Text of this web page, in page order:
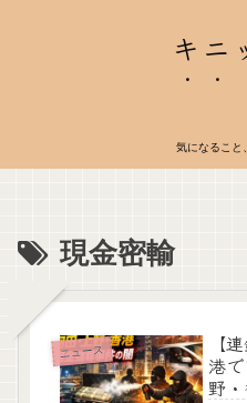
キニ
気になること
現金密輸
ニュース
【
港
野